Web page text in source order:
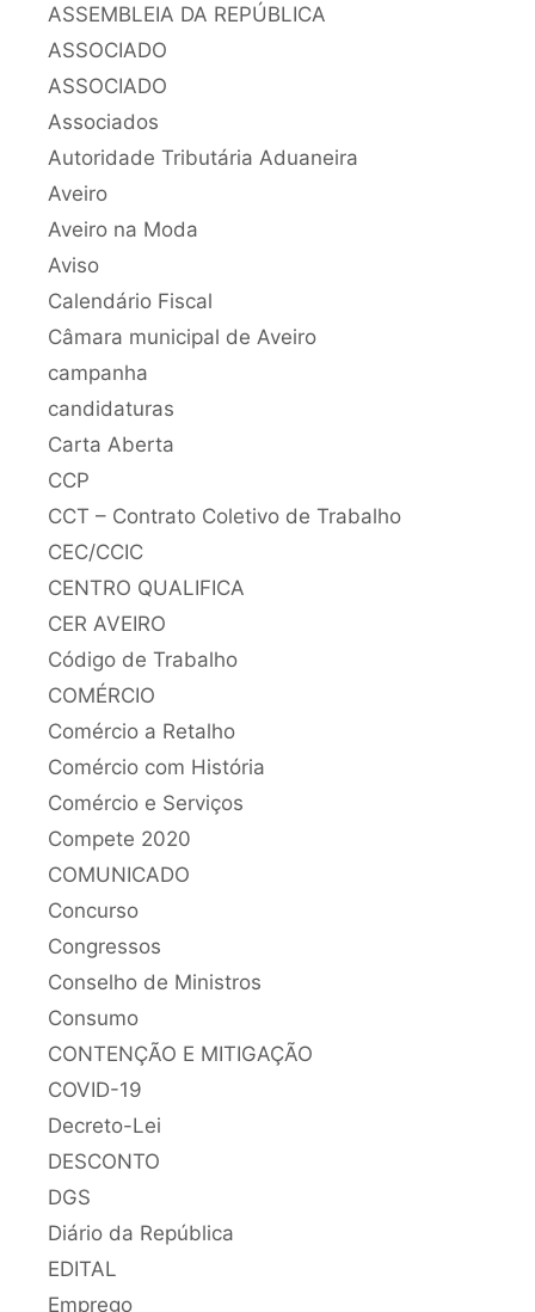
ASSEMBLEIA DA REPÚBLICA
ASSOCIADO
ASSOCIADO
Associados
Autoridade Tributária Aduaneira
Aveiro
Aveiro na Moda
Aviso
Calendário Fiscal
Câmara municipal de Aveiro
campanha
candidaturas
Carta Aberta
CCP
CCT – Contrato Coletivo de Trabalho
CEC/CCIC
CENTRO QUALIFICA
CER AVEIRO
Código de Trabalho
COMÉRCIO
Comércio a Retalho
Comércio com História
Comércio e Serviços
Compete 2020
COMUNICADO
Concurso
Congressos
Conselho de Ministros
Consumo
CONTENÇÃO E MITIGAÇÃO
COVID-19
Decreto-Lei
DESCONTO
DGS
Diário da República
EDITAL
Emprego